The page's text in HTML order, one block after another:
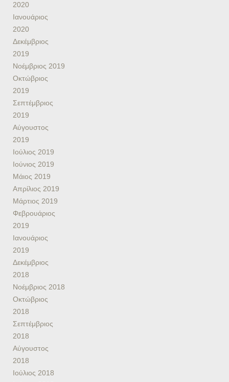
2020
Ιανουάριος
2020
Δεκέμβριος
2019
Νοέμβριος 2019
Οκτώβριος
2019
Σεπτέμβριος
2019
Αύγουστος
2019
Ιούλιος 2019
Ιούνιος 2019
Μάιος 2019
Απρίλιος 2019
Μάρτιος 2019
Φεβρουάριος
2019
Ιανουάριος
2019
Δεκέμβριος
2018
Νοέμβριος 2018
Οκτώβριος
2018
Σεπτέμβριος
2018
Αύγουστος
2018
Ιούλιος 2018